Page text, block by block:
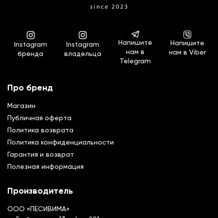
Instagram
бренда
Instagram
владельца
Напишите
нам в
Telegram
Напишите
нам в Viber
Про бренд
Магазин
Публичная оферта
Политика возврата
Политика конфиденциальности
Гарантия и возврат
Полезная информация
Производитель
ООО «ПЕСИВИМА»